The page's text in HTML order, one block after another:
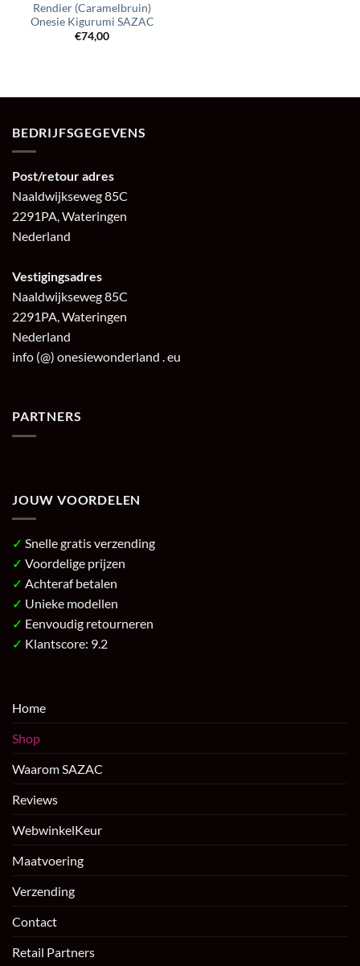
Rendier (Caramelbruin)
Onesie Kigurumi SAZAC
€74,00
BEDRIJFSGEGEVENS
Post/retour adres
Naaldwijkseweg 85C
2291PA, Wateringen
Nederland
Vestigingsadres
Naaldwijkseweg 85C
2291PA, Wateringen
Nederland
info (@) onesiewonderland . eu
PARTNERS
JOUW VOORDELEN
✓ Snelle gratis verzending
✓ Voordelige prijzen
✓ Achteraf betalen
✓ Unieke modellen
✓ Eenvoudig retourneren
✓ Klantscore: 9.2
Home
Shop
Waarom SAZAC
Reviews
WebwinkelKeur
Maatvoering
Verzending
Contact
Retail Partners